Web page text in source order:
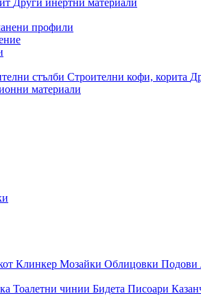
Други инертни материали
профили
стълби Строителни кофи, корита
материали
Клинкер Мозайки Облицовки Подови
Тоалетни чинии Бидета Писоари